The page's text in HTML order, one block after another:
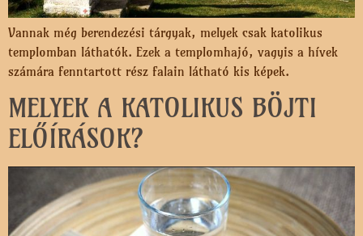
Vannak még berendezési tárgyak, melyek csak katolikus
templomban láthatók. Ezek a templomhajó, vagyis a hívek
számára fenntartott rész falain látható kis képek.
MELYEK A KATOLIKUS BÖJTI
ELŐÍRÁSOK?